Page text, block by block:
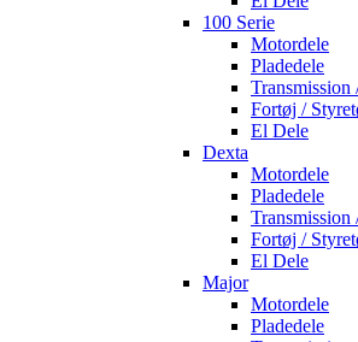
100 Serie
Motordele
Pladedele
Fortøj /
El Dele
Dexta
Motordele
Pladedele
Fortøj /
El Dele
Major
Motordele
Pladedele